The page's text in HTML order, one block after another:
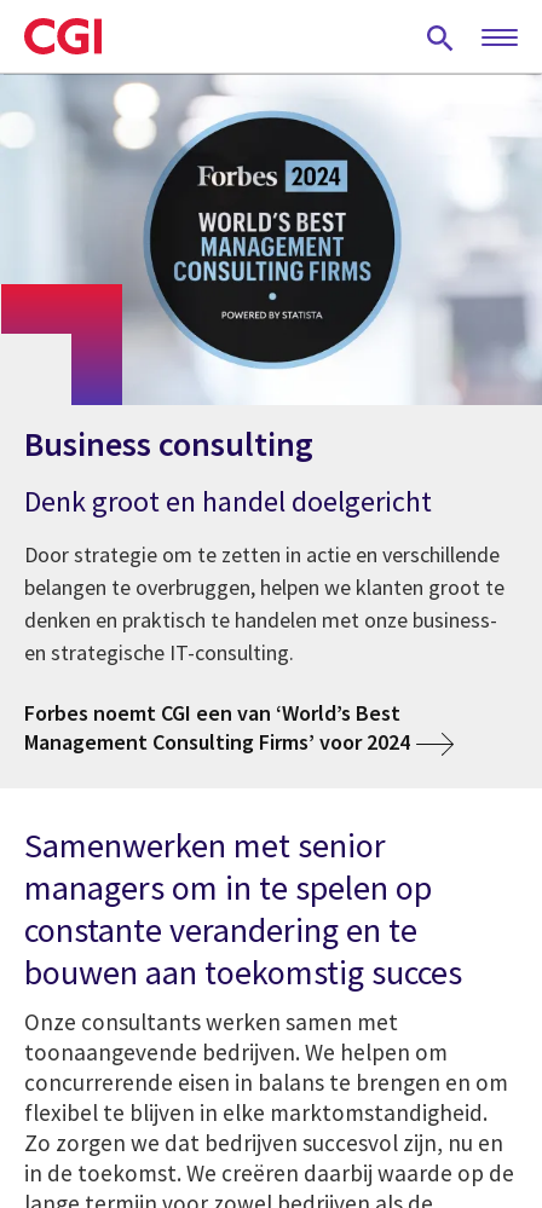
Skip
to
main
Business consulting
Denk groot en handel doelgericht
Door strategie om te zetten in actie en verschillende
belangen te overbruggen, helpen we klanten groot te
denken en praktisch te handelen met onze business-
en strategische IT-consulting.
Forbes noemt CGI een van ‘World’s Best
Management Consulting Firms’ voor 2024
Samenwerken met senior
managers om in te spelen op
constante verandering en te
bouwen aan toekomstig succes
Onze consultants werken samen met
toonaangevende bedrijven. We helpen om
concurrerende eisen in balans te brengen en om
flexibel te blijven in elke marktomstandigheid.
Zo zorgen we dat bedrijven succesvol zijn, nu en
in de toekomst. We creëren daarbij waarde op de